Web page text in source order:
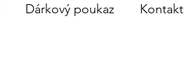
Dárkový poukaz Kontakt